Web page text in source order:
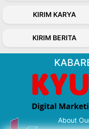
KIRIM KARYA
KIRIM BERITA
About